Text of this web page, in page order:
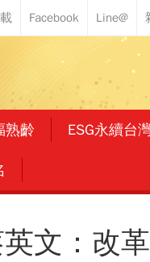
熟齡 ESG永續台
文：改